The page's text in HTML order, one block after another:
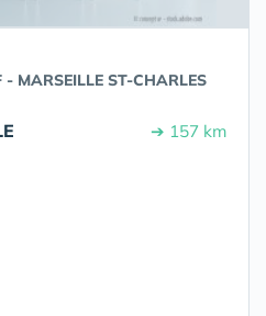
- MARSEILLE ST-CHARLES
➔ 157 km